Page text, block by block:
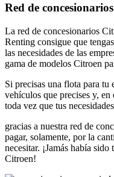
Red de
La red de concesionarios
Renting consigue que
las necesidades de las
gama de modelos Citroen
Si precisas una flota para tu
vehículos que precises y,
toda vez que tus
gracias a nuestra red de
pagar, solamente, por la
necesitar. ¡Jamás había
Citroen!